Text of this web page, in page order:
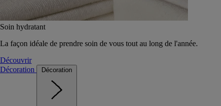
Soin hydratant
La façon idéale de prendre soin de vous tout au long de l'année.
Découvrir
Décoration
Décoration